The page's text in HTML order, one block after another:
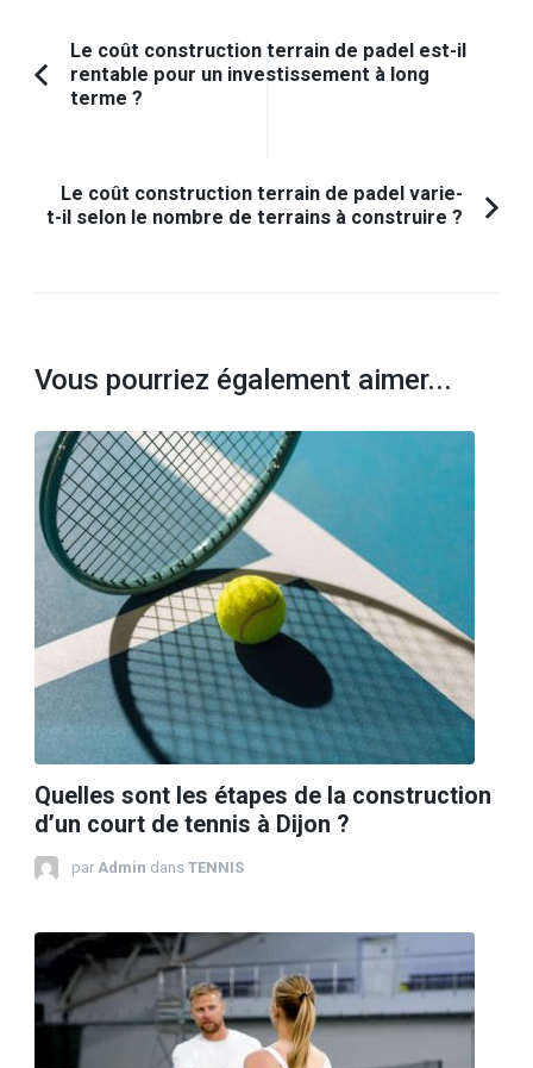
Navigation
d'article
Article
Le coût construction terrain de padel est-il
rentable pour un investissement à long
terme ?
Le coût construction terrain de padel varie-
t-il selon le nombre de terrains à construire ?
Vous pourriez également aimer...
Quelles sont les étapes de la construction
d’un court de tennis à Dijon ?
par Admin dans TENNIS